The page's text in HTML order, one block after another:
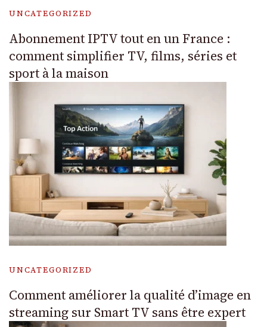
UNCATEGORIZED
Abonnement IPTV tout en un France :
comment simplifier TV, films, séries et
sport à la maison
UNCATEGORIZED
Comment améliorer la qualité d’image en
streaming sur Smart TV sans être expert